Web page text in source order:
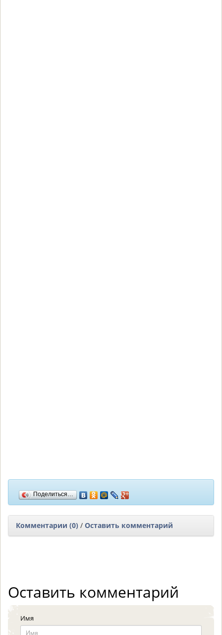
Поделиться…
Комментарии (0) / Оставить комментарий
Оставить комментарий
Имя